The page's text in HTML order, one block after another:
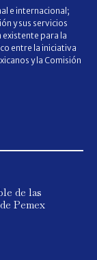
e internacional;
y sus servicios
para la
entre la iniciativa
y la Comisión
de las
Pemex